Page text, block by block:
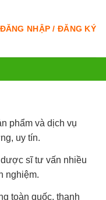
ĐĂNG NHẬP / ĐĂNG KÝ
phẩm và dịch vụ
uy tín.
sĩ tư vấn nhiều
nghiệm.
toàn quốc, thanh